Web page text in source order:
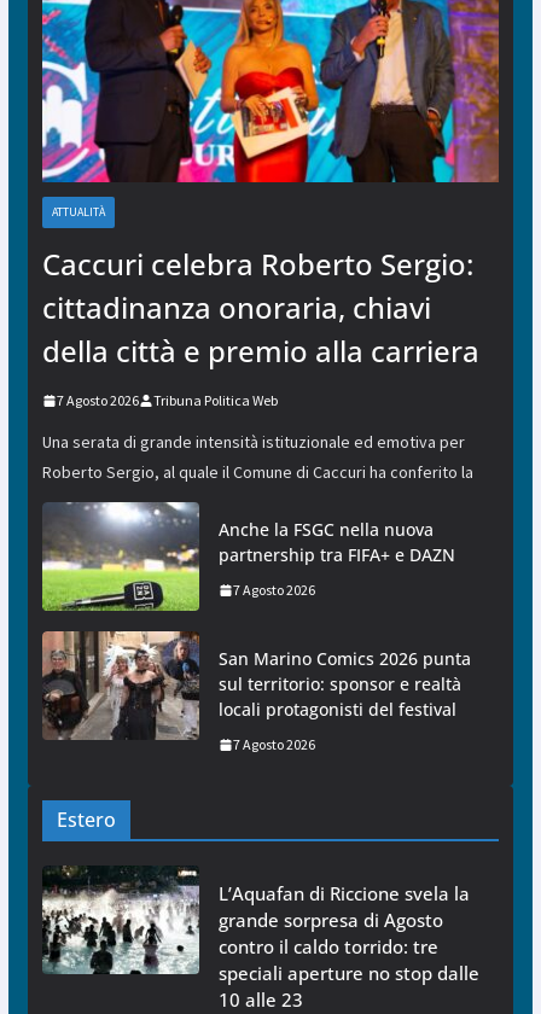
ATTUALITÀ
Caccuri celebra Roberto Sergio:
cittadinanza onoraria, chiavi
della città e premio alla carriera
7 Agosto 2026 Tribuna Politica Web
Una serata di grande intensità istituzionale ed emotiva per
Roberto Sergio, al quale il Comune di Caccuri ha conferito la
Anche la FSGC nella nuova
partnership tra FIFA+ e DAZN
7 Agosto 2026
San Marino Comics 2026 punta
sul territorio: sponsor e realtà
locali protagonisti del festival
7 Agosto 2026
Estero
L’Aquafan di Riccione svela la
grande sorpresa di Agosto
contro il caldo torrido: tre
speciali aperture no stop dalle
10 alle 23